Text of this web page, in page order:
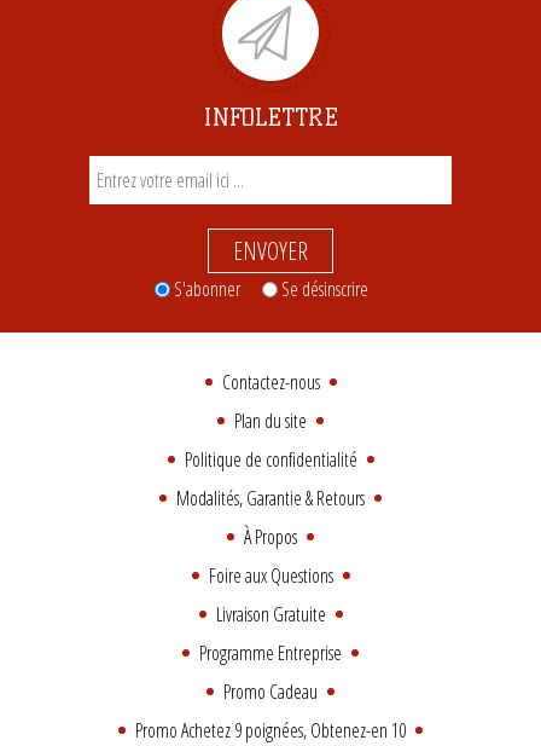
INFOLETTRE
ENVOYER
S'abonner Se désinscrire
Contactez-nous
Plan du site
Politique de confidentialité
Modalités, Garantie & Retours
À Propos
Foire aux Questions
Livraison Gratuite
Programme Entreprise
Promo Cadeau
Promo Achetez 9 poignées, Obtenez-en 10